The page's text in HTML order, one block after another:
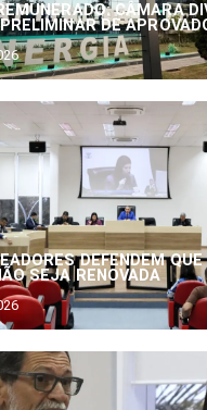
CÂMARA
DE
DEFENDEM
SEJA RENOVADA